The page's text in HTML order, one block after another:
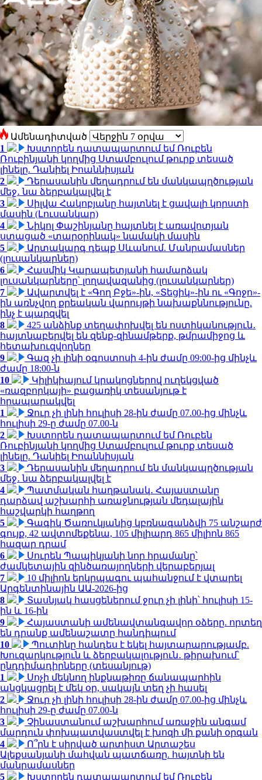
Ամենադիտված
1
Խստորեն դատապարտում եմ Ռուբեն
Ռուբինյանի կողմից Ստամբուլում թուրք տեսած
լինելը. Դանիել Իոաննիսյան
2
Դերասանին մեղադրում են մանկապղծության
մեջ․ նա ձերբակալվել է
3
Սիլվա Հակոբյանը հայտնել է ցավալի կորստի
մասին (Լուսանկար)
4
Նիկոլ Փաշինյանը հայտնել է առավոտյան
ստացած «տարօրինակ» նամակի մասին
5
Արտակարգ դեպք Սևանում. Մանրամասներ
(լուսանկարներ)
6
Հասմիկ Կարապետյանի համարձակ
լուսանկարները՝ լողավազանից (լուսանկարներ)
7
Ավարտվել է «Գող Բջե»-ին, «Տեցիկ»-ին ու «Գոջո»-
ին առնչվող քրեական վարույթի նախաքննությունը.
ինչ է պարզվել
8
425 անձինք տեղափոխվել են ոստիկանություն․
հայտնաբերվել են զենք-զինամթերք, թմրամիջոց և
հետախուզվողներ
9
Գազ չի լինի օգոստոսի 4-ին ժամը 09:00-ից մինչև
ժամը 18:00-ն
10
Կիլիկիայում կրակոցներով ուղեկցված
«ռազբորկայի» բացառիկ տեսանյութ է
հրապարակվել
1
Ջուր չի լինի հուլիսի 28-ին ժամը 07.00-ից մինչև
հուլիսի 29-ը ժամը 07.00-ն
2
Խստորեն դատապարտում եմ Ռուբեն
Ռուբինյանի կողմից Ստամբուլում թուրք տեսած
լինելը. Դանիել Իոաննիսյան
3
Դերասանին մեղադրում են մանկապղծության
մեջ․ նա ձերբակալվել է
4
Պատմական հաղթանակ․ Հայաստանը
դարձավ աշխարհի առաջնության մեդալային
հաշվարկի հաղթող
5
Գագիկ Ծառուկյանից կբռնագանձվի 75 անշարժ
գույք, 42 ավտոմեքենա, 105 միլիարդ 865 միլիոն 865
հազար դրամ
6
Սուրեն Պապիկյանի նոր հրամանը՝
ժամկետային զինծառայողների վերաբերյալ
7
10 միլիոն երկրպագու պահանջում է վտարել
Արգենտինային ԱԱ-2026-ից
8
Տասնյակ հասցեներում ջուր չի լինի՝ հուլիսի 15-
ին և 16-ին
9
Հայաստանի ամենավտանգավոր օձերը. որտեղ
են դրանք ամենաշատը հանդիպում
10
Պուտինը հանդես է եկել հայտարարությամբ.
Խուզարկություն և ձերբակալություն․ թիրախում՝
ընդդիմադիրները (տեսանյութ)
1
Սոչի մեկնող ինքնաթիռը ճանապարհին
անցկացրել է մեկ օր, սակայն տեղ չի հասել
2
Ջուր չի լինի հուլիսի 28-ին ժամը 07.00-ից մինչև
հուլիսի 29-ը ժամը 07.00-ն
3
Չինաստանում աշխարհում առաջին անգամ
մարդուն փոխպատվաստվել է խոզի մի քանի օրգան
4
Ո՞րն է սիրված արտիստ Արտաշես
Ալեքսանյանի մահվան պատճառը. հայտնի են
մանրամասներ
5
Խստորեն դատապարտում եմ Ռուբեն